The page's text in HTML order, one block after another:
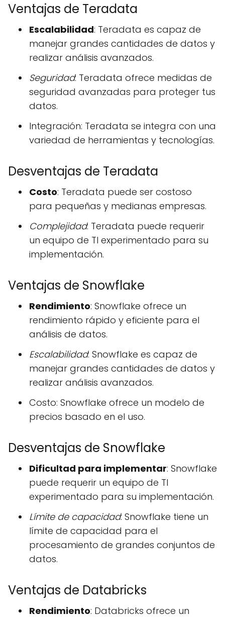
Ventajas de Teradata
Escalabilidad: Teradata es capaz de
manejar grandes cantidades de datos y
realizar análisis avanzados.
Seguridad: Teradata ofrece medidas de
seguridad avanzadas para proteger tus
datos.
Integración: Teradata se integra con una
variedad de herramientas y tecnologías.
Desventajas de Teradata
Costo: Teradata puede ser costoso
para pequeñas y medianas empresas.
Complejidad: Teradata puede requerir
un equipo de TI experimentado para su
implementación.
Ventajas de Snowflake
Rendimiento: Snowflake ofrece un
rendimiento rápido y eficiente para el
análisis de datos.
Escalabilidad: Snowflake es capaz de
manejar grandes cantidades de datos y
realizar análisis avanzados.
Costo: Snowflake ofrece un modelo de
precios basado en el uso.
Desventajas de Snowflake
Dificultad para implementar: Snowflake
puede requerir un equipo de TI
experimentado para su implementación.
Límite de capacidad: Snowflake tiene un
límite de capacidad para el
procesamiento de grandes conjuntos de
datos.
Ventajas de Databricks
Rendimiento: Databricks ofrece un